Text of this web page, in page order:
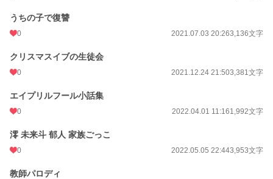
うちの子で復讐
0 2021.07.03 20:263,136文字
クリスマスイブの生徒会
0 2021.12.24 21:503,381文字
エイプリルフール小話集
0 2022.04.01 11:161,992文字
澪 未来斗 郁人 家族ごっこ
0 2022.05.05 22:443,953文字
教師パロディ